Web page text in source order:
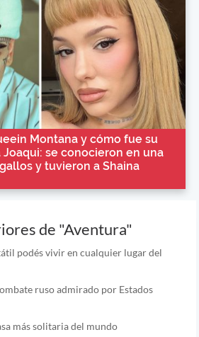
Montana y cómo fue su
se conocieron en una
y tuvieron a Shaina
de "Aventura"
podés vivir en cualquier lugar del
ruso admirado por Estados
más solitaria del mundo